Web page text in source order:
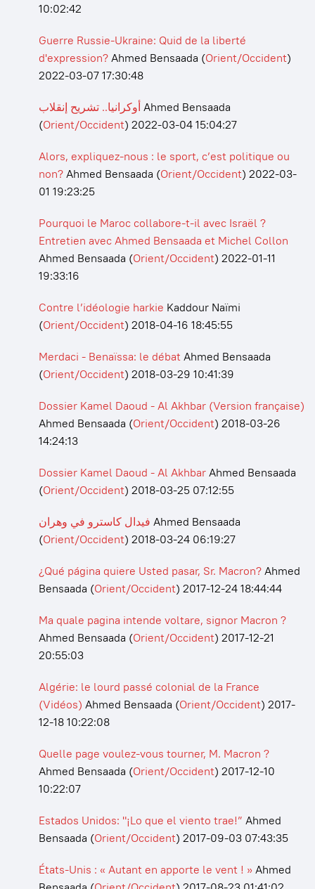
10:02:42
Guerre Russie-Ukraine: Quid de la liberté
d'expression?Ahmed Bensaada (Orient/Occident)
2022-03-07 17:30:48
أوكرانيا.. تشريح إنقلابAhmed Bensaada
(Orient/Occident) 2022-03-04 15:04:27
Alors, expliquez-nous : le sport, c’est politique ou
non?Ahmed Bensaada (Orient/Occident) 2022-03-
01 19:23:25
Pourquoi le Maroc collabore-t-il avec Israël ?
Entretien avec Ahmed Bensaada et Michel Collon
Ahmed Bensaada (Orient/Occident) 2022-01-11
19:33:16
Contre l’idéologie harkie Kaddour Naïmi
(Orient/Occident) 2018-04-16 18:45:55
Merdaci - Benaïssa: le débatAhmed Bensaada
(Orient/Occident) 2018-03-29 10:41:39
Dossier Kamel Daoud - Al Akhbar (Version française)
Ahmed Bensaada (Orient/Occident) 2018-03-26
14:24:13
Dossier Kamel Daoud - Al AkhbarAhmed Bensaada
(Orient/Occident) 2018-03-25 07:12:55
فيدال كاسترو في وهران Ahmed Bensaada
(Orient/Occident) 2018-03-24 06:19:27
¿Qué página quiere Usted pasar, Sr. Macron?Ahmed
Bensaada (Orient/Occident) 2017-12-24 18:44:44
Ma quale pagina intende voltare, signor Macron ?
Ahmed Bensaada (Orient/Occident) 2017-12-21
20:55:03
Algérie: le lourd passé colonial de la France
(Vidéos) Ahmed Bensaada (Orient/Occident) 2017-
12-18 10:22:08
Quelle page voulez-vous tourner, M. Macron ?
Ahmed Bensaada (Orient/Occident) 2017-12-10
10:22:07
Estados Unidos: "¡Lo que el viento trae!” Ahmed
Bensaada (Orient/Occident) 2017-09-03 07:43:35
États-Unis : « Autant en apporte le vent ! » Ahmed